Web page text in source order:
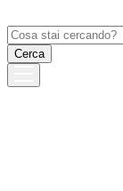
Ricerca
per: